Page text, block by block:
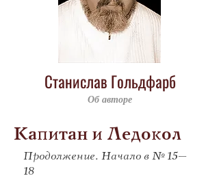
Станислав Гольдфарб
Об авторе
Капитан и Ледокол
Продолжение. Начало в № 15–
18